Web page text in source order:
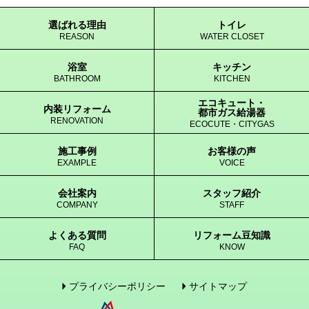
選ばれる理由
REASON
トイレ
WATER CLOSET
浴室
BATHROOM
キッチン
KITCHEN
内装リフォーム
RENOVATION
エコキュート・
都市ガス給湯器
ECOCUTE・CITYGAS
施工事例
EXAMPLE
お客様の声
VOICE
会社案内
COMPANY
スタッフ紹介
STAFF
よくある質問
FAQ
リフォーム豆知識
KNOW
プライバシーポリシー サイトマップ